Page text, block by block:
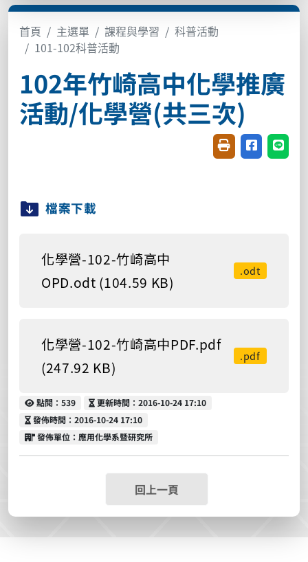
首頁 主選單 課程與學習
科普活動
101-102科普活動
102年竹崎高中化學推廣
活動/化學營(共三次)
友善列印(開新視
分享至臉書
分享
檔案下載
化學營-102-竹崎高中
OPD.odt (104.59 KB)
.odt
化學營-102-竹崎高中PDF.pdf
(247.92 KB)
.pdf
點閱
點閱：539 更新時間
更新時間：2016-10-24 17:10
發佈時間
發佈時間：2016-10-24 17:10
發佈單位
發佈單位：應用化學系暨研究所
回上一頁